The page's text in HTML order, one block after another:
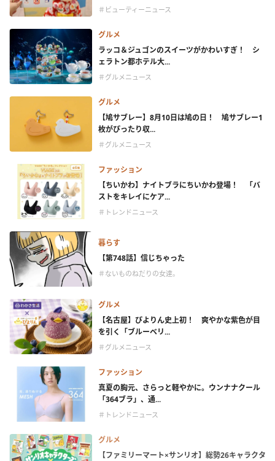
＃ビューティーニュース
グルメ
ラッコ＆ジュゴンのスイーツがかわいすぎ！ シ
ェラトン都ホテル大...
＃グルメニュース
グルメ
【鳩サブレー】8月10日は鳩の日！ 鳩サブレー1
枚がぴったり収...
＃グルメニュース
ファッション
【ちいかわ】ナイトブラにちいかわ登場！ 「バ
ストをキレイにケア...
＃トレンドニュース
暮らす
【第748話】信じちゃった
＃ないものねだりの女達。
グルメ
【名古屋】ぴよりん史上初！ 爽やかな紫色が目
を引く「ブルーベリ...
＃グルメニュース
ファッション
真夏の胸元、さらっと軽やかに。ウンナナクール
「364ブラ」、通...
＃トレンドニュース
グルメ
【ファミリーマート×サンリオ】総勢26キャラクタ